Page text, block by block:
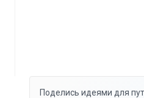
Поделись идеями для